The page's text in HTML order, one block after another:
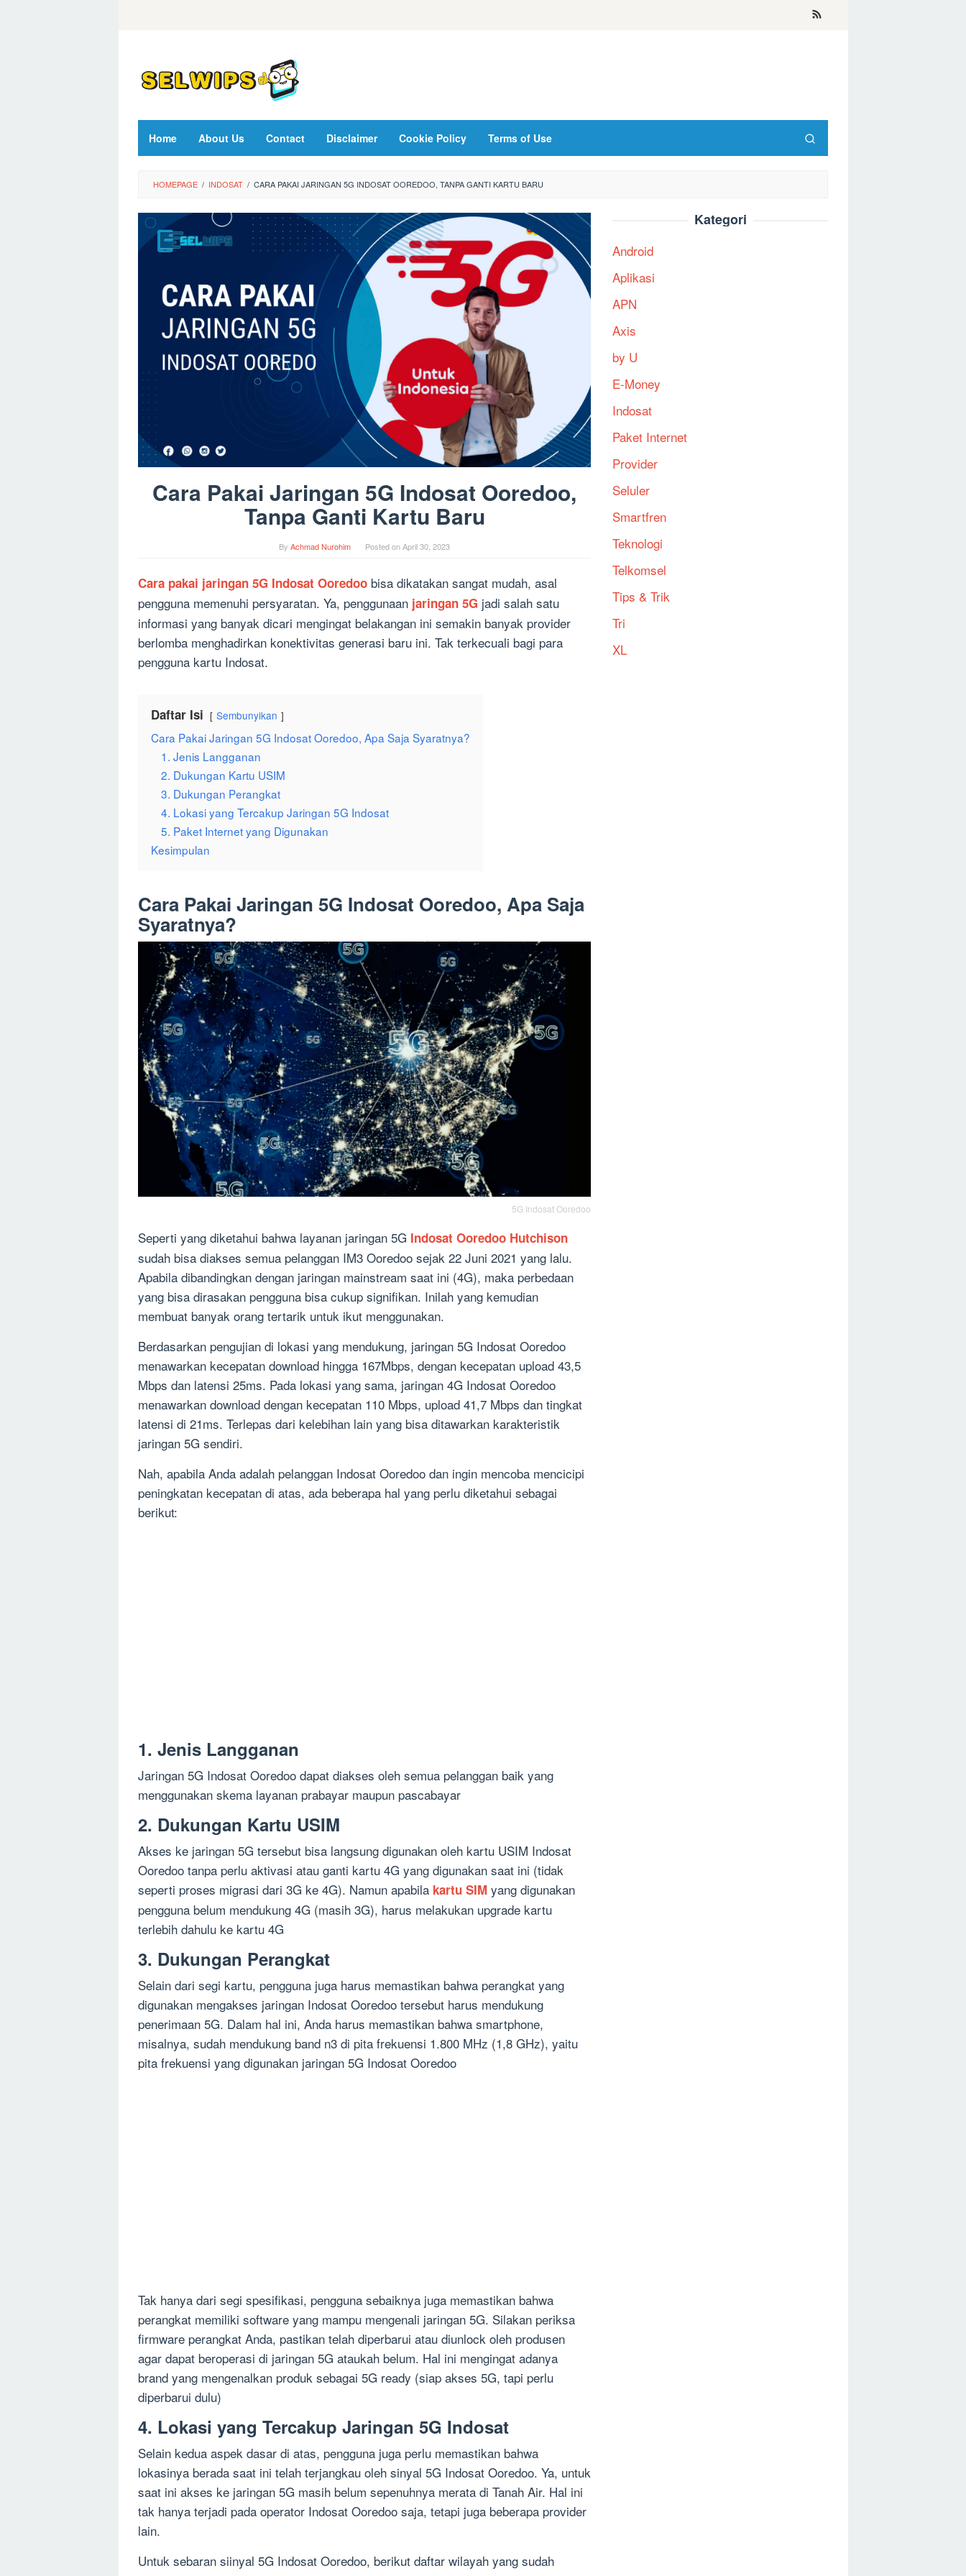
Home About Us Contact Disclaimer Cookie Policy Terms of Use
HOMEPAGE / INDOSAT / CARA PAKAI JARINGAN 5G INDOSAT OOREDOO, TANPA GANTI KARTU BARU
Cara Pakai Jaringan 5G Indosat Ooredoo,
Tanpa Ganti Kartu Baru
By Achmad Nurohim Posted onApril 30, 2023
Cara pakai jaringan 5G Indosat Ooredoo bisa dikatakan sangat mudah, asal
pengguna memenuhi persyaratan. Ya, penggunaan jaringan 5G jadi salah satu
informasi yang banyak dicari mengingat belakangan ini semakin banyak provider
berlomba menghadirkan konektivitas generasi baru ini. Tak terkecuali bagi para
pengguna kartu Indosat.
Daftar Isi Sembunyikan
Cara Pakai Jaringan 5G Indosat Ooredoo, Apa Saja Syaratnya?
1. Jenis Langganan
2. Dukungan Kartu USIM
3. Dukungan Perangkat
4. Lokasi yang Tercakup Jaringan 5G Indosat
5. Paket Internet yang Digunakan
Kesimpulan
Cara Pakai Jaringan 5G Indosat Ooredoo, Apa Saja
Syaratnya?
5G Indosat Ooredoo
Seperti yang diketahui bahwa layanan jaringan 5G Indosat Ooredoo Hutchison
sudah bisa diakses semua pelanggan IM3 Ooredoo sejak 22 Juni 2021 yang lalu.
Apabila dibandingkan dengan jaringan mainstream saat ini (4G), maka perbedaan
yang bisa dirasakan pengguna bisa cukup signifikan. Inilah yang kemudian
membuat banyak orang tertarik untuk ikut menggunakan.
Berdasarkan pengujian di lokasi yang mendukung, jaringan 5G Indosat Ooredoo
menawarkan kecepatan download hingga 167Mbps, dengan kecepatan upload 43,5
Mbps dan latensi 25ms. Pada lokasi yang sama, jaringan 4G Indosat Ooredoo
menawarkan download dengan kecepatan 110 Mbps, upload 41,7 Mbps dan tingkat
latensi di 21ms. Terlepas dari kelebihan lain yang bisa ditawarkan karakteristik
jaringan 5G sendiri.
Nah, apabila Anda adalah pelanggan Indosat Ooredoo dan ingin mencoba mencicipi
peningkatan kecepatan di atas, ada beberapa hal yang perlu diketahui sebagai
berikut:
1. Jenis Langganan
Jaringan 5G Indosat Ooredoo dapat diakses oleh semua pelanggan baik yang
menggunakan skema layanan prabayar maupun pascabayar
2. Dukungan Kartu USIM
Akses ke jaringan 5G tersebut bisa langsung digunakan oleh kartu USIM Indosat
Ooredoo tanpa perlu aktivasi atau ganti kartu 4G yang digunakan saat ini (tidak
seperti proses migrasi dari 3G ke 4G). Namun apabila kartu SIM yang digunakan
pengguna belum mendukung 4G (masih 3G), harus melakukan upgrade kartu
terlebih dahulu ke kartu 4G
3. Dukungan Perangkat
Selain dari segi kartu, pengguna juga harus memastikan bahwa perangkat yang
digunakan mengakses jaringan Indosat Ooredoo tersebut harus mendukung
penerimaan 5G. Dalam hal ini, Anda harus memastikan bahwa smartphone,
misalnya, sudah mendukung band n3 di pita frekuensi 1.800 MHz (1,8 GHz), yaitu
pita frekuensi yang digunakan jaringan 5G Indosat Ooredoo
Tak hanya dari segi spesifikasi, pengguna sebaiknya juga memastikan bahwa
perangkat memiliki software yang mampu mengenali jaringan 5G. Silakan periksa
firmware perangkat Anda, pastikan telah diperbarui atau diunlock oleh produsen
agar dapat beroperasi di jaringan 5G ataukah belum. Hal ini mengingat adanya
brand yang mengenalkan produk sebagai 5G ready (siap akses 5G, tapi perlu
diperbarui dulu)
4. Lokasi yang Tercakup Jaringan 5G Indosat
Selain kedua aspek dasar di atas, pengguna juga perlu memastikan bahwa
lokasinya berada saat ini telah terjangkau oleh sinyal 5G Indosat Ooredoo. Ya, untuk
saat ini akses ke jaringan 5G masih belum sepenuhnya merata di Tanah Air. Hal ini
tak hanya terjadi pada operator Indosat Ooredoo saja, tetapi juga beberapa provider
lain.
Untuk sebaran siinyal 5G Indosat Ooredoo, berikut daftar wilayah yang sudah
Kategori
Android
Aplikasi
APN
Axis
by U
E-Money
Indosat
Paket Internet
Provider
Seluler
Smartfren
Teknologi
Telkomsel
Tips & Trik
Tri
XL